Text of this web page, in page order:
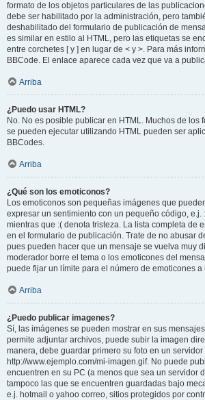
formato de los objetos particulares de las
debe ser habilitado por la administración, pero
deshabilitado del formulario de publicación de
es similar en estilo al HTML, pero las etiquetas se
entre corchetes [ y ] en lugar de < y >. Para más
BBCode. El enlace aparece cada vez que va a
Arriba
¿Puedo usar HTML?
No. No es posible publicar en HTML. Muchos de los
se pueden ejecutar utilizando HTML pueden ser
BBCodes.
Arriba
¿Qué son los emoticonos?
Los emoticonos son pequeñas imágenes que
expresar un sentimiento con un pequeño código, e.j.
mientras que :( denota tristeza. La lista completa de
en el formulario de publicación. Trate de no abusar
pues pueden hacer que un mensaje se vuelva muy
moderador borre el tema o los emoticones del
puede fijar un límite para el número de emoticones
Arriba
¿Puedo publicar imagenes?
Sí, las imágenes se pueden mostrar en sus
permite adjuntar archivos, puede subir la imagen
manera, debe guardar primero su foto en un
http://www.ejemplo.com/mi-imagen.gif. No puede
encuentren en su PC (a menos que sea un servidor
tampoco las que se encuentren guardadas bajo
e.j. hotmail o yahoo correo, sitios protegidos por